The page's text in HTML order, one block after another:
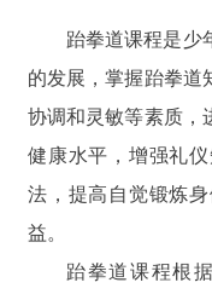
跆拳道课程是少
的发展，掌握跆拳道
协调和灵敏等素质，
健康水平，增强礼
法，提高自觉锻炼
益。
跆拳道课程根